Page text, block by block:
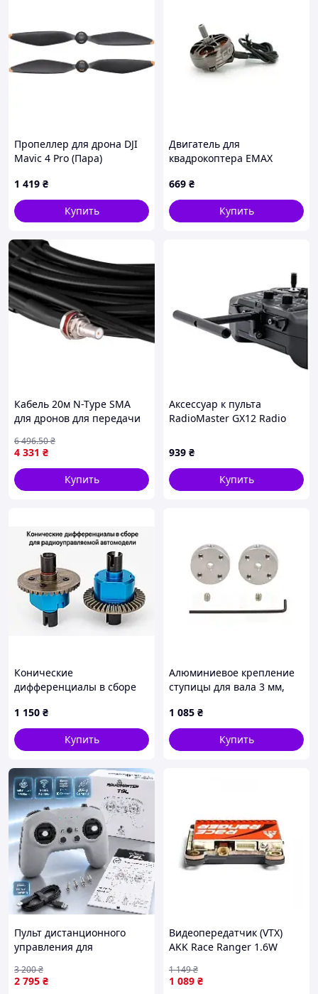
Пропеллер для дрона DJI
Mavic 4 Pro (Пара)
1 419 ₴
Купить
Двигатель для
квадрокоптера EMAX
669 ₴
Купить
Кабель 20м N-Type SMA
для дронов для передачи
оборудования FLAME
4 331 ₴
6 496.50₴
Купить
Аксессуар к пульта
RadioMaster GX12 Radio
939 ₴
Купить
Конические
дифференциалы в сборе
автомодели.
1 150 ₴
Купить
Алюминиевое крепление
ступицы для вала 3 мм,
1 085 ₴
Купить
Пульт дистанционного
управления для
RadioMaster T8L ELRS Grey
— FPV, 2.4 GHz, Hall
2 795 ₴
3 200₴
Видеопередатчик (VTX)
AKK Race Ranger 1.6W
(TX1918LX)
1 089 ₴
1 149₴